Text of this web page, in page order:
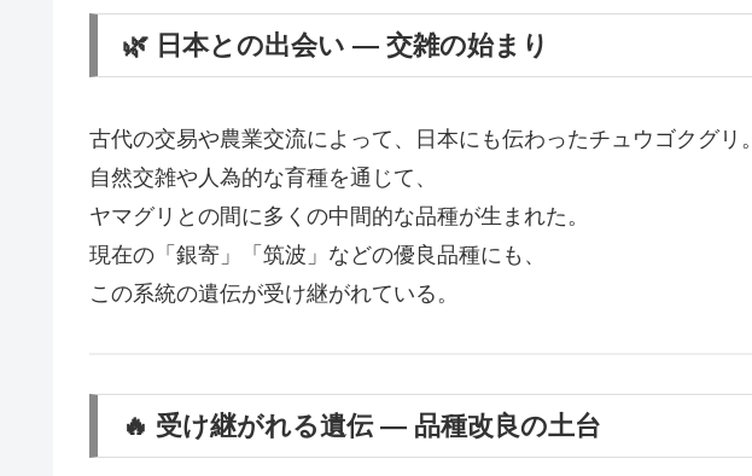
🌿 日本との出会い ― 交雑の始まり
古代の交易や農業交流によって、日本にも伝わったチュウゴクグリ。
自然交雑や人為的な育種を通じて、
ヤマグリとの間に多くの中間的な品種が生まれた。
現在の「銀寄」「筑波」などの優良品種にも、
この系統の遺伝が受け継がれている。
🔥 受け継がれる遺伝 ― 品種改良の土台